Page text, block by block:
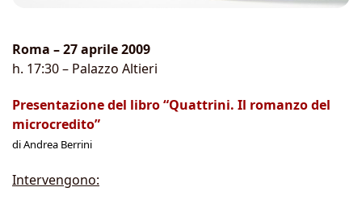
Roma – 27 aprile 2009
h. 17:30 – Palazzo Altieri
Presentazione del libro “Quattrini. Il romanzo del
microcredito”
di Andrea Berrini
Intervengono: